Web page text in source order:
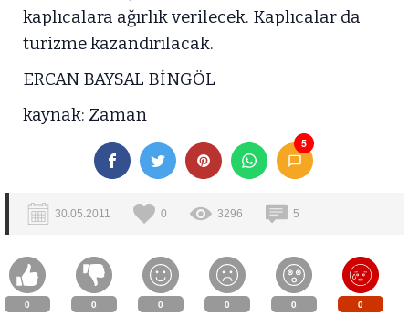
kaplıcalara ağırlık verilecek. Kaplıcalar da
turizme kazandırılacak.
ERCAN BAYSAL BİNGÖL
kaynak: Zaman
5
30.05.2011 0 3296 5
0 0 0 0 0 0